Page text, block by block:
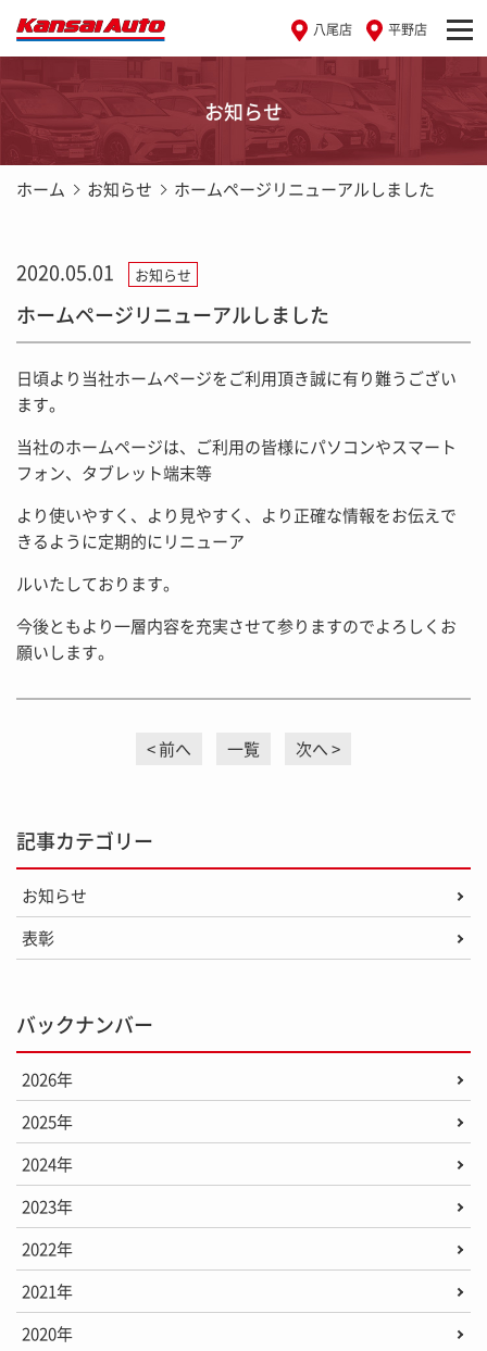
八尾店 平野店
お知らせ
ホーム お知らせ ホームページリニューアルしました
2020.05.01 お知らせ
ホームページリニューアルしました
日頃より当社ホームページをご利用頂き誠に有り難うござい
ます。
当社のホームページは、ご利用の皆様にパソコンやスマート
フォン、タブレット端末等
より使いやすく、より見やすく、より正確な情報をお伝えで
きるように定期的にリニューア
ルいたしております。
今後ともより一層内容を充実させて参りますのでよろしくお
願いします。
前へ 一覧 次へ
記事カテゴリー
お知らせ
表彰
バックナンバー
2026年
2025年
2024年
2023年
2022年
2021年
2020年